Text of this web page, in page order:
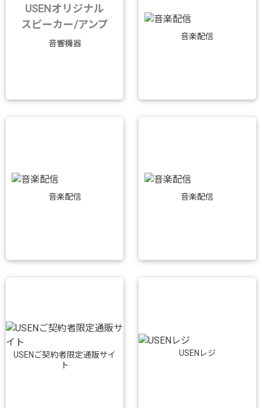
USENオリジナル
スピーカー/アンプ
音響機器
音楽配信
音楽配信 音楽配信
USENご契約者限定通販サイ
ト
USENレジ